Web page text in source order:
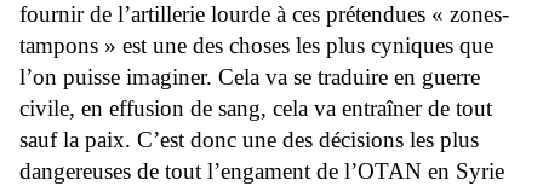
fournir de l’artillerie lourde à ces prétendues « zones-
tampons » est une des choses les plus cyniques que
l’on puisse imaginer. Cela va se traduire en guerre
civile, en effusion de sang, cela va entraîner de tout
sauf la paix. C’est donc une des décisions les plus
dangereuses de tout l’engament de l’OTAN en Syrie